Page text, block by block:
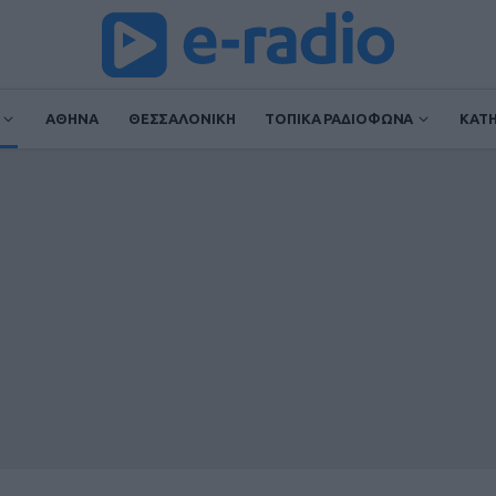
ΑΘΗΝΑ ΘΕΣΣΑΛΟΝΙΚΗ ΤΟΠΙΚΑ ΡΑΔΙΟΦΩΝΑ